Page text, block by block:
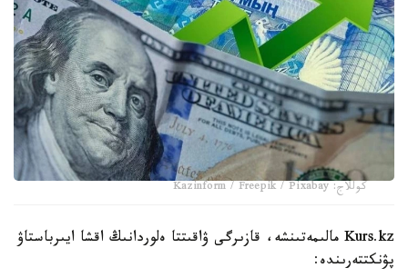
كوللاج: Kazinform / Freepik / Pixabay
Kurs.kz مالىمەتىنشە، قازىرگى ۋاقىتتا ەلوردانىڭ اقشا ايىرباستاۋ
پۋنكتتەرىندە: